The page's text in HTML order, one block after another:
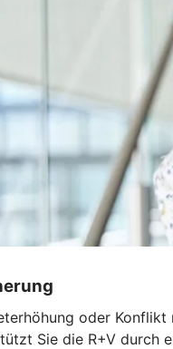
oder
Sie die R+V durch